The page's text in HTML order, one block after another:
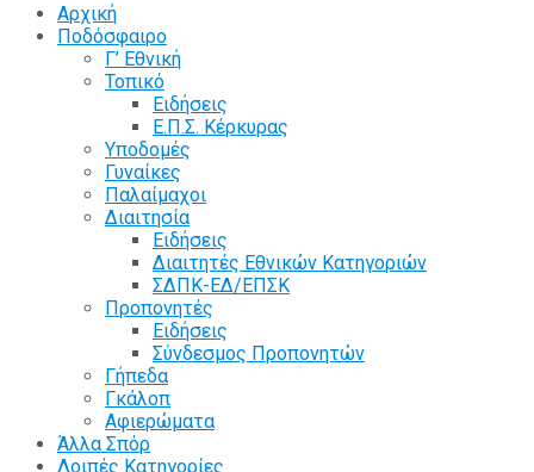
Αρχική
Ποδόσφαιρο
Γ’ Εθνική
Τοπικό
Ειδήσεις
Ε.Π.Σ. Κέρκυρας
Υποδομές
Γυναίκες
Παλαίμαχοι
Διαιτησία
Ειδήσεις
Διαιτητές Εθνικών Κατηγοριών
ΣΔΠΚ-ΕΔ/ΕΠΣΚ
Προπονητές
Ειδήσεις
Σύνδεσμος Προπονητών
Γήπεδα
Γκάλοπ
Αφιερώματα
Άλλα Σπόρ
Λοιπές Κατηγορίες